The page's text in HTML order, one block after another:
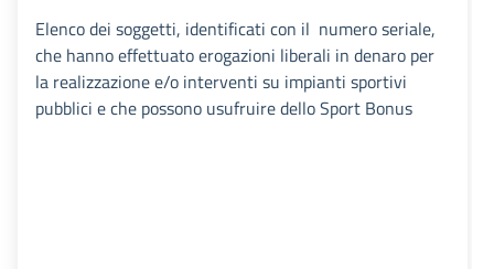
Elenco dei soggetti, identificati con il numero seriale,
che hanno effettuato erogazioni liberali in denaro per
la realizzazione e/o interventi su impianti sportivi
pubblici e che possono usufruire dello Sport Bonus